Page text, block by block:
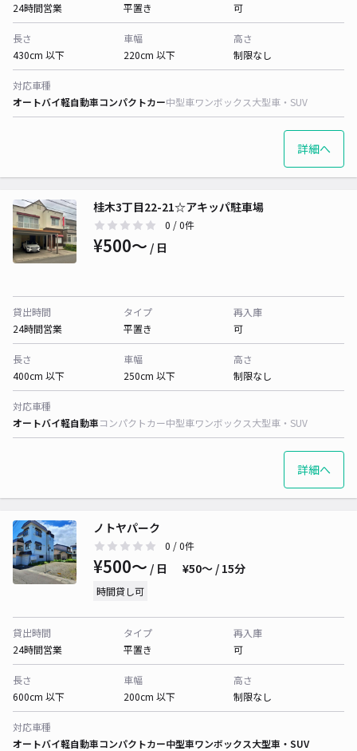
24時間営業
平置き
可
長さ
430cm 以下
車幅
220cm 以下
高さ
制限なし
対応車種
オートバイ軽自動車コンパクトカー中型車ワンボックス大型車・SUV
詳細へ
桂木3丁目22-21☆アキッパ駐車場
0 / 0件
¥500〜 / 日
貸出時間
24時間営業
タイプ
平置き
再入庫
可
長さ
400cm 以下
車幅
250cm 以下
高さ
制限なし
対応車種
オートバイ軽自動車コンパクトカー中型車ワンボックス大型車・SUV
詳細へ
ノトヤパーク
0 / 0件
¥500〜 / 日 ¥50〜 / 15分
時間貸し可
貸出時間
24時間営業
タイプ
平置き
再入庫
可
長さ
600cm 以下
車幅
200cm 以下
高さ
制限なし
対応車種
オートバイ軽自動車コンパクトカー中型車ワンボックス大型車・SUV